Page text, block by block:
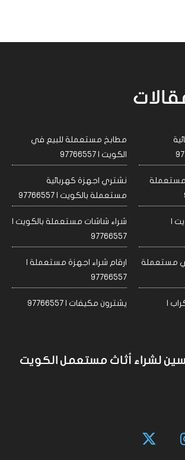
مطابخ مستعملة للبيع في
الكويت | 97766557
مستعملة
نشتري اجهزة كهربائية
مستعملة بالكويت | 97766557
|
شراء شاشات مستعملة بالكويت |
97766557
مستعملة
ارقام شراء اجهزة مستعملة |
97766557
|
يشترون مكيفات | 97766557
لشراء أثاث مستعمل الكويت